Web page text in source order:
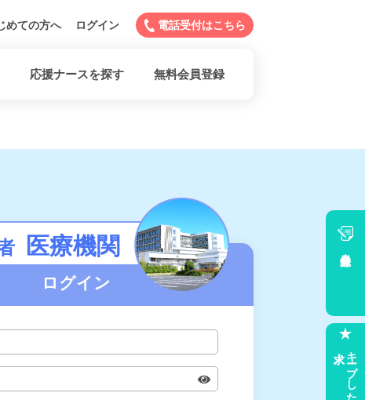
めての方へ ログイン 電話受付はこちら
応援ナースを探す 無料会員登録
医療機関
ログイン
キープした